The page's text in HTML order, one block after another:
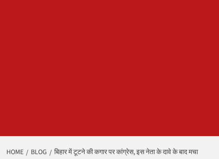
HOME BLOG
बिहार में टूटने की कगार पर कांग्रेस, इस नेता के दावे के बाद मचा